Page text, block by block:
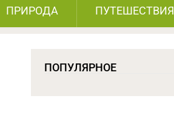
ПРИРОДА ПУТЕШЕСТВИЯ
ПОПУЛЯРНОЕ